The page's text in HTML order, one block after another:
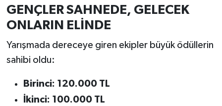
GENÇLER SAHNEDE, GELECEK
ONLARIN ELİNDE
Yarışmada dereceye giren ekipler büyük ödüllerin
sahibi oldu:
Birinci: 120.000 TL
İkinci: 100.000 TL